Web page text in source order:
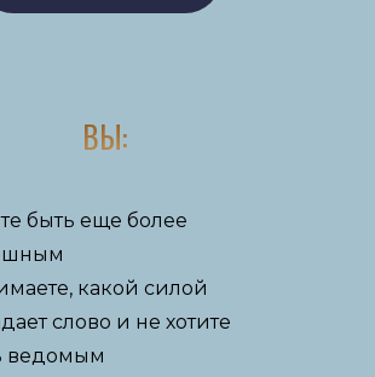
ВЫ:
быть еще более
какой силой
слово и не хотите
ведомым